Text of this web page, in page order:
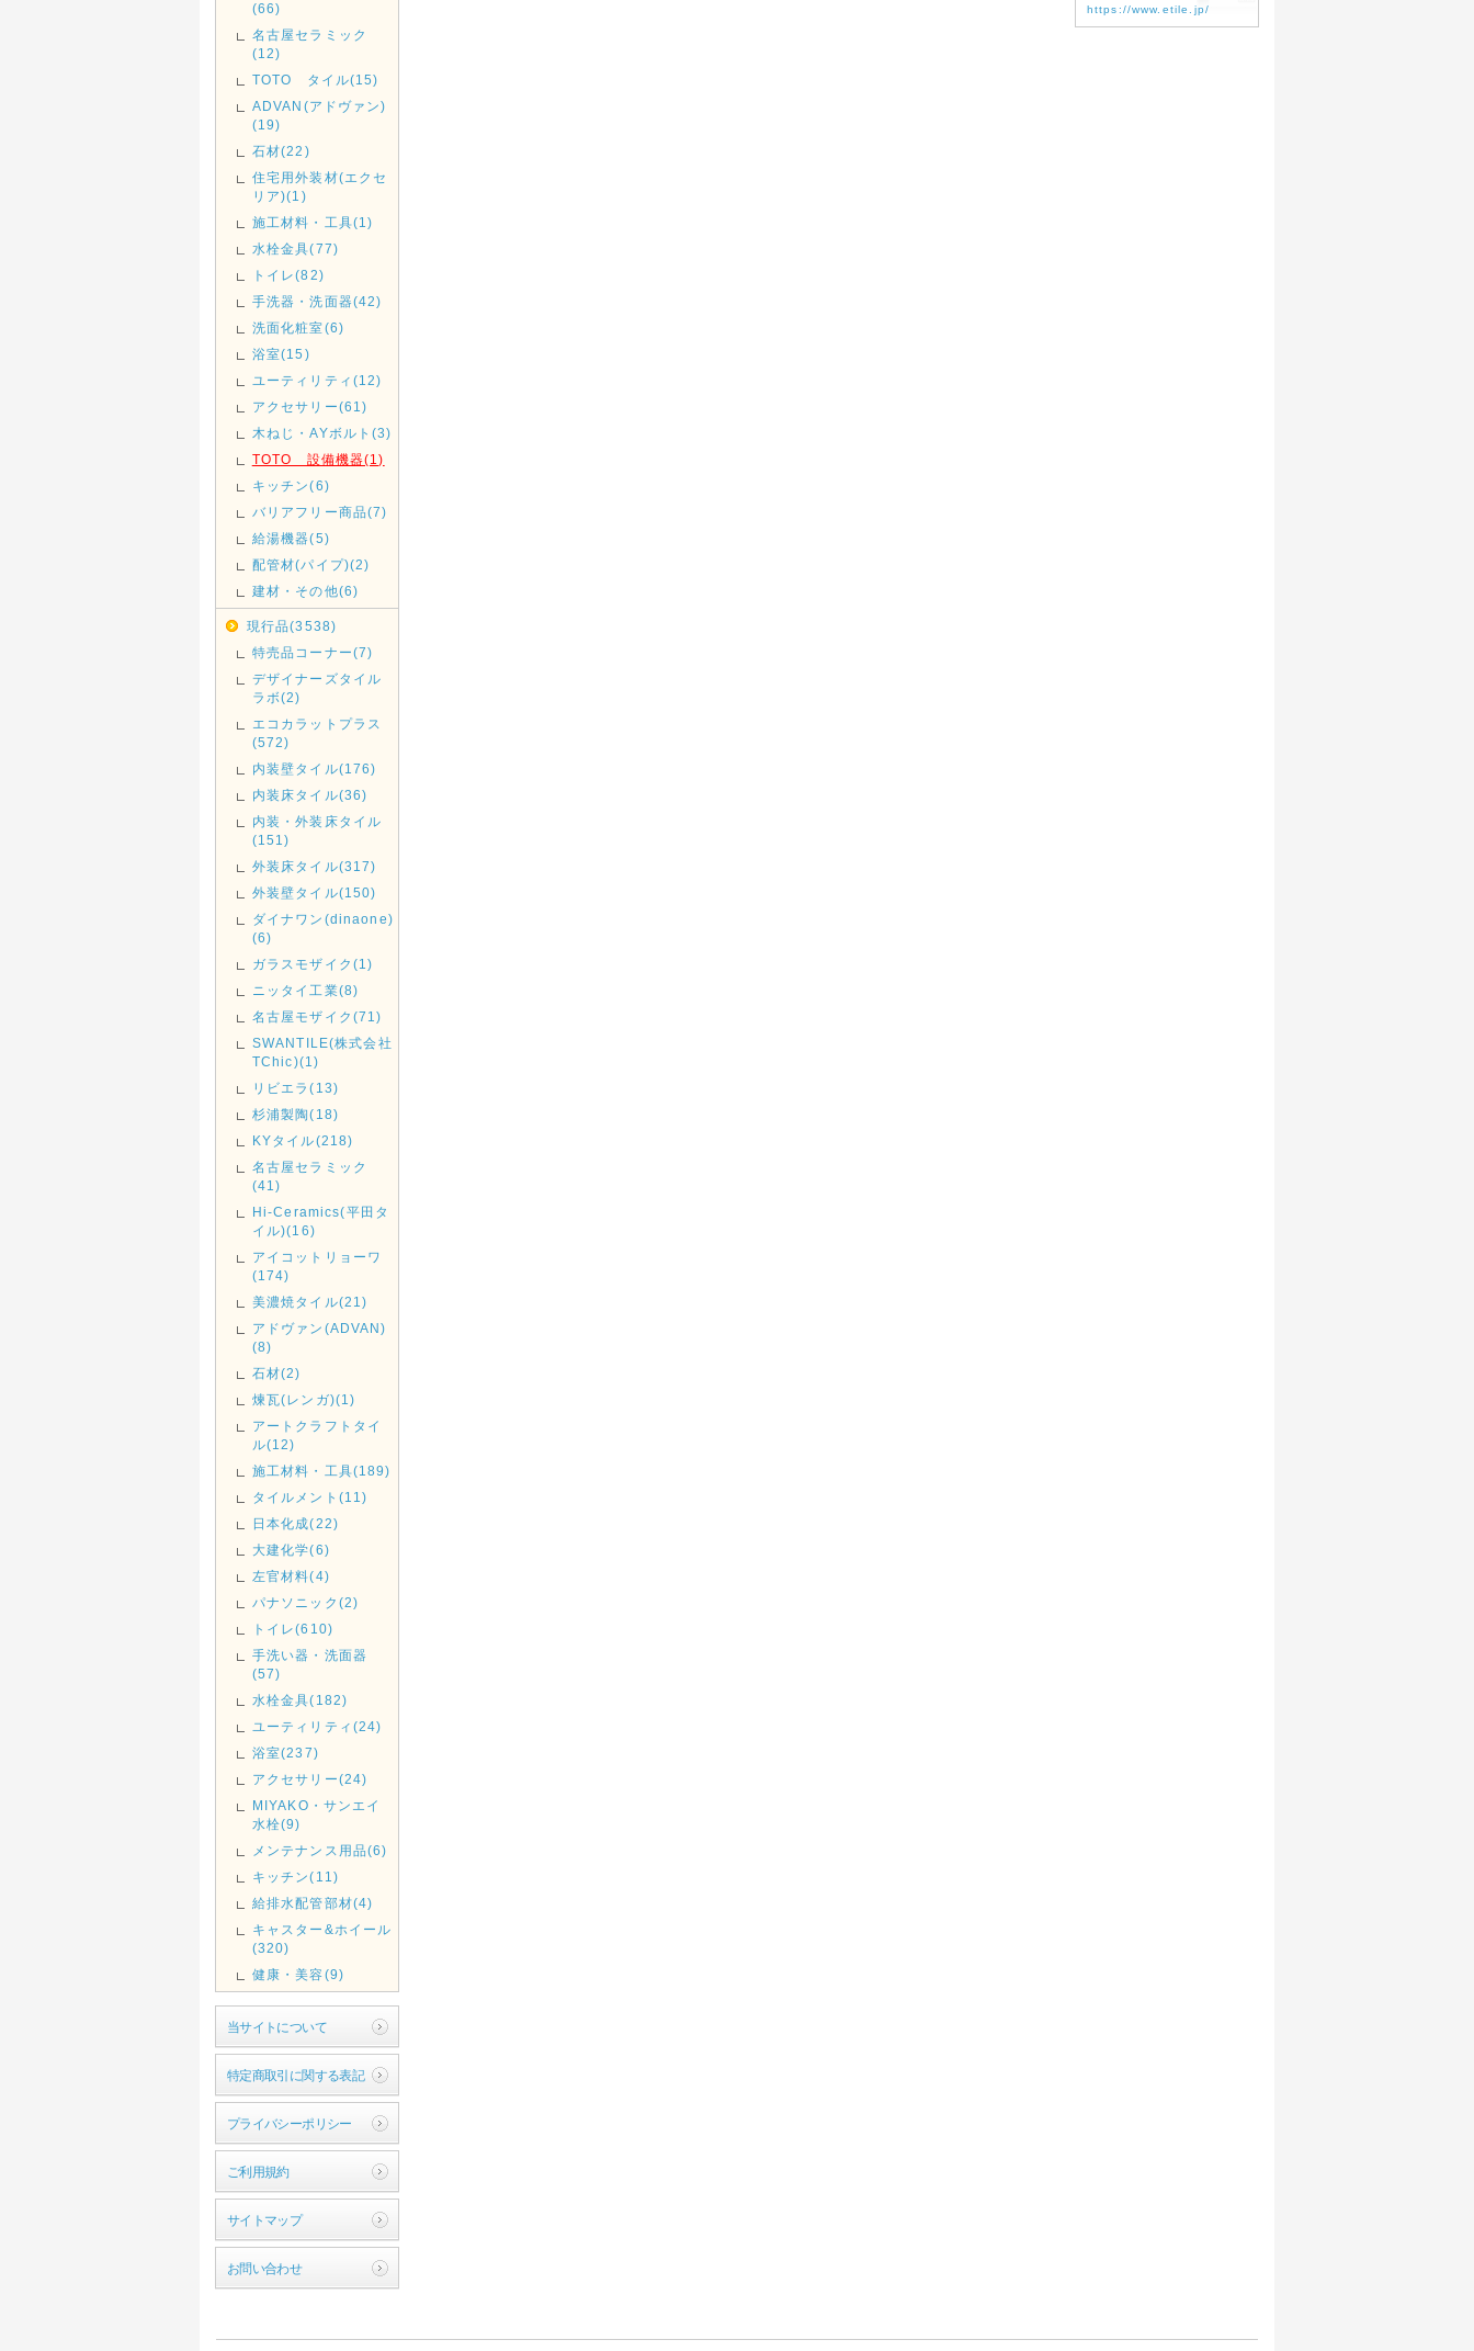
(66)
名古屋セラミック
(12)
TOTO タイル(15)
ADVAN(アドヴァン)
(19)
石材(22)
住宅用外装材(エクセ
リア)(1)
施工材料・工具(1)
水栓金具(77)
トイレ(82)
手洗器・洗面器(42)
洗面化粧室(6)
浴室(15)
ユーティリティ(12)
アクセサリー(61)
木ねじ・AYボルト(3)
TOTO 設備機器(1)
キッチン(6)
バリアフリー商品(7)
給湯機器(5)
配管材(パイプ)(2)
建材・その他(6)
現行品(3538)
特売品コーナー(7)
デザイナーズタイル
ラボ(2)
エコカラットプラス
(572)
内装壁タイル(176)
内装床タイル(36)
内装・外装床タイル
(151)
外装床タイル(317)
外装壁タイル(150)
ダイナワン(dinaone)
(6)
ガラスモザイク(1)
ニッタイ工業(8)
名古屋モザイク(71)
SWANTILE(株式会社
TChic)(1)
リビエラ(13)
杉浦製陶(18)
KYタイル(218)
名古屋セラミック
(41)
Hi-Ceramics(平田タ
イル)(16)
アイコットリョーワ
(174)
美濃焼タイル(21)
アドヴァン(ADVAN)
(8)
石材(2)
煉瓦(レンガ)(1)
アートクラフトタイ
ル(12)
施工材料・工具(189)
タイルメント(11)
日本化成(22)
大建化学(6)
左官材料(4)
パナソニック(2)
トイレ(610)
手洗い器・洗面器
(57)
水栓金具(182)
ユーティリティ(24)
浴室(237)
アクセサリー(24)
MIYAKO・サンエイ
水栓(9)
メンテナンス用品(6)
キッチン(11)
給排水配管部材(4)
キャスター&ホイール
(320)
健康・美容(9)
当サイトについて
特定商取引に関する表記
プライバシーポリシー
ご利用規約
サイトマップ
お問い合わせ
https://www.etile.jp/